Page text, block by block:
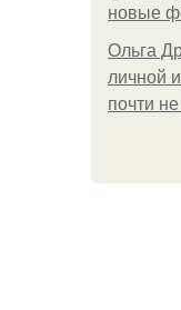
новые
Ольга
личной
почти